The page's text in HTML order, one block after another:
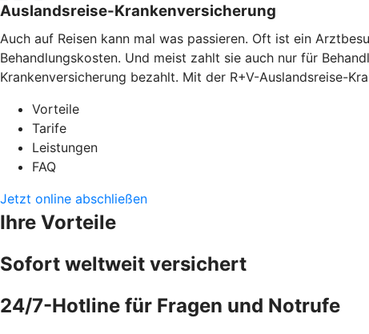
Auslandsreise-Krankenversicherung
Auch auf Reisen kann mal was passieren. Oft ist ein
Behandlungskosten. Und meist zahlt sie auch nur für
Krankenversicherung bezahlt. Mit der R+V-Auslandsreise-
Vorteile
Tarife
Leistungen
FAQ
Jetzt online abschließen
Ihre Vorteile
Sofort weltweit versichert
24/7-Hotline für Fragen und Notrufe